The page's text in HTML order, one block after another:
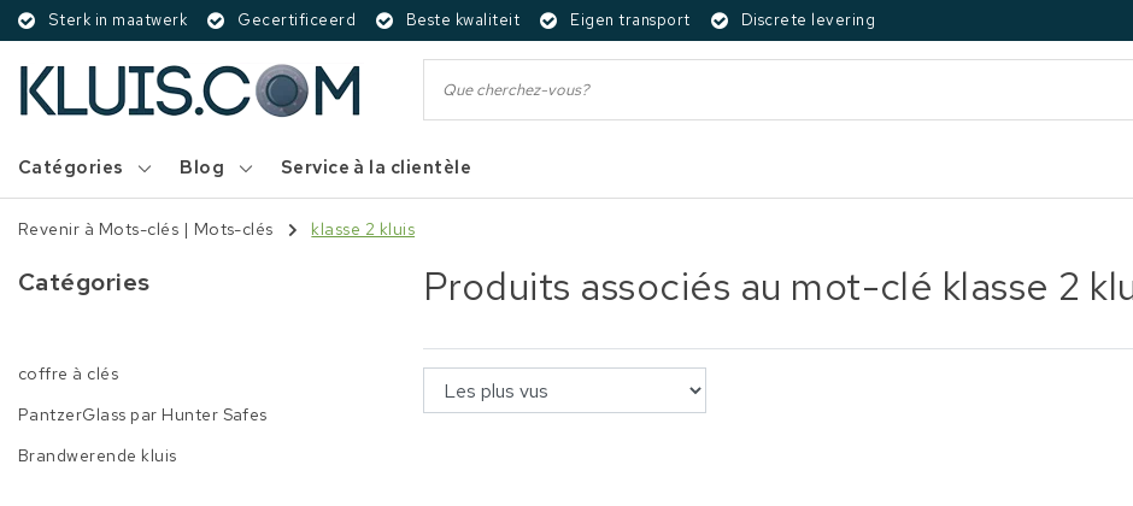
Sterk in maatwerk Gecertificeerd Beste kwaliteit Eigen transport Discrete levering
Catégories Blog Service à la clientèle
Revenir à Mots-clés | Mots-clés klasse 2 kluis
Catégories
coffre à clés
PantzerGlass par Hunter Safes
Brandwerende kluis
Produits associés au mot-clé klasse 2